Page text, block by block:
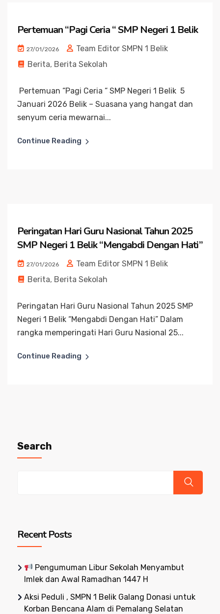
Pertemuan “Pagi Ceria “ SMP Negeri 1 Belik
27/01/2026
Team Editor SMPN 1 Belik
Berita, Berita Sekolah
Pertemuan “Pagi Ceria “ SMP Negeri 1 Belik 5
Januari 2026 Belik – Suasana yang hangat dan
senyum ceria mewarnai...
Continue Reading
Peringatan Hari Guru Nasional Tahun 2025
SMP Negeri 1 Belik “Mengabdi Dengan Hati”
27/01/2026
Team Editor SMPN 1 Belik
Berita, Berita Sekolah
Peringatan Hari Guru Nasional Tahun 2025 SMP
Negeri 1 Belik “Mengabdi Dengan Hati” Dalam
rangka memperingati Hari Guru Nasional 25...
Continue Reading
Search
Recent Posts
Pengumuman Libur Sekolah Menyambut
Imlek dan Awal Ramadhan 1447 H
Aksi Peduli , SMPN 1 Belik Galang Donasi untuk
Korban Bencana Alam di Pemalang Selatan